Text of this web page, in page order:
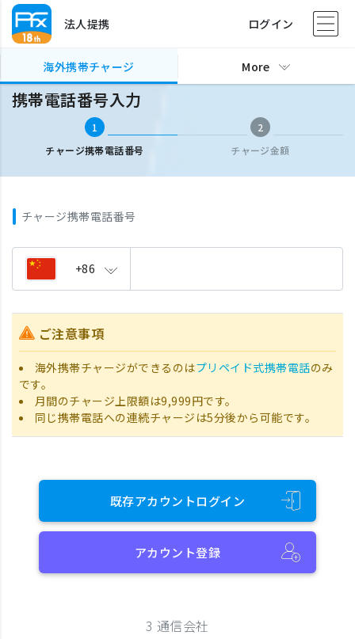
法人提携 ログイン
海外携帯チャージ More
海外携帯チャージ 携帯電話番号入力
携帯電話番号入力
1
チャージ携帯電話番号
2
チャージ金額
チャージ携帯電話番号
+86
ご注意事項
海外携帯チャージができるのはプリペイド式携帯電話のみ
です。
月間のチャージ上限額は9,999円です。
同じ携帯電話への連続チャージは5分後から可能です。
既存アカウントログイン
アカウント登録
3 通信会社